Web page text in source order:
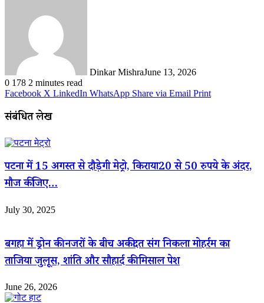
Dinkar MishraJune 13, 2026
0 178 2 minutes read
Facebook X LinkedIn WhatsApp Share via Email Print
संबंधित लेख
पटना में 15 अगस्त से दौड़ेगी मेट्रो, किराया20 से 50 रुपये के अंदर,
मौज कीजिए…
July 30, 2025
बगहा में ड्रोन की नजरों के बीच अकीदत संग निकला मोहर्रम का
ताजिया जुलूस, शांति और सौहार्द की मिसाल पेश
June 26, 2026